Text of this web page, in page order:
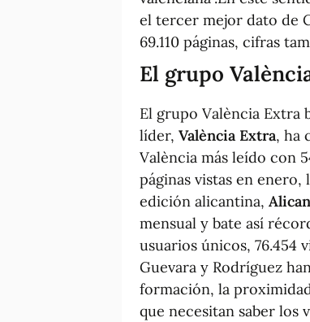
el tercer mejor dato de
69.110 páginas, cifras
El grupo
El grupo València Extra
líder, València Extra, ha
València más leído con
páginas vistas en
edición alicantina,
mensual y bate así
usuarios únicos, 76.454
Guevara y Rodríguez
formación, la
que necesitan saber los